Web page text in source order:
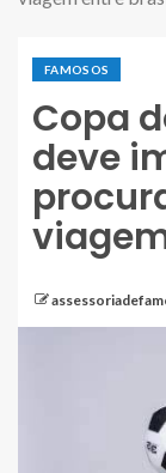
FAMOSOS
Copa
deve